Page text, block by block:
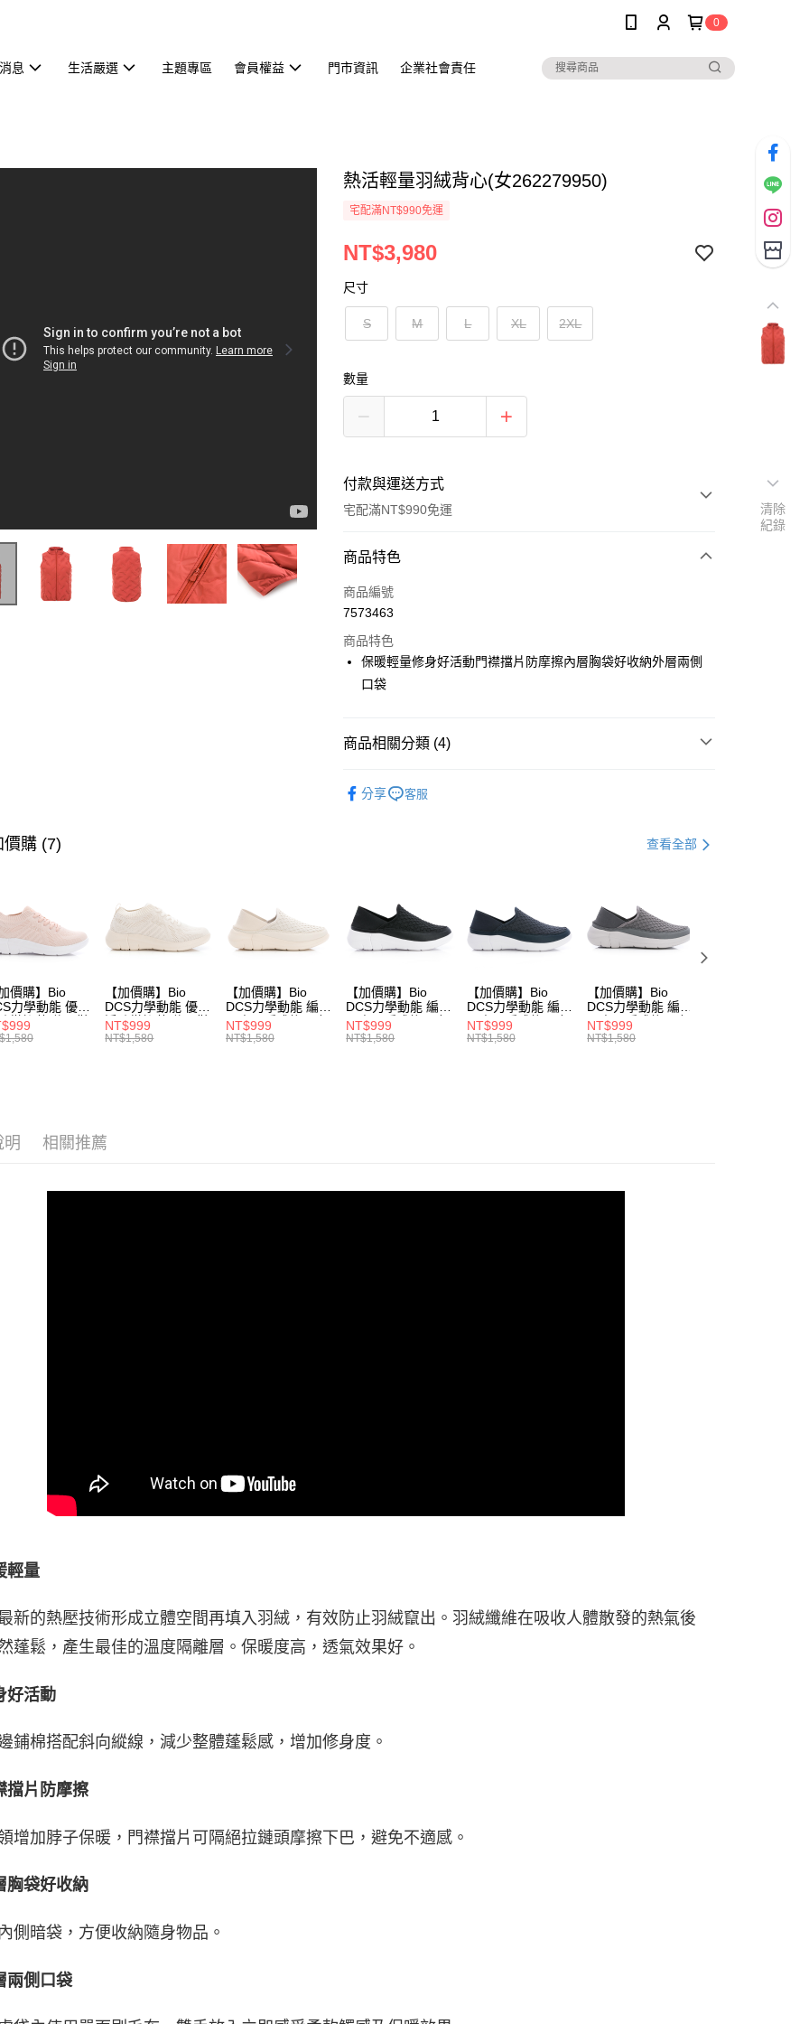
0
息 生活嚴選 主題專區 會員權益 門市資訊 企業社會責任
熱活輕量羽絨背心(女262279950)
宅配滿NT$990免運
NT$3,980
尺寸
S M L XL 2XL
數量
付款與運送方式
宅配滿NT$990免運
付款方式
信用卡一次付款
Apple Pay
悠遊付
ATM付款
每筆NT$80，滿NT$990(含以上)免運費
付款後門市自取
商品特色
商品編號
7573463
商品特色
保暖輕量修身好活動門襟擋片防摩擦內層胸袋好收納外層兩側
口袋
商品相關分類 (4)
分享 客服
價購 (7) 查看全部
加價購】Bio
力學動能 優纖
黴抑菌 休閒鞋
【加價購】Bio
DCS力學動能 優纖
淨防黴抑菌 休閒鞋
(女231624541)
NT$999
NT$1,580
【加價購】Bio
DCS力學動能 編織
兩穿可踩式後跟 輕
便鞋 運動鞋(女
NT$999
NT$1,580
【加價購】Bio
DCS力學動能 編織
兩穿可踩式後跟 輕
便鞋 運動鞋(女
NT$999
NT$1,580
【加價購】Bio
DCS力學動能 編織
兩穿可踩式後跟 輕
便鞋 運動鞋(男
NT$999
NT$1,580
【加價購】Bio
DCS力學動能 編織
兩穿可踩式後跟 輕
便鞋 運動鞋(男
NT$999
NT$1,580
明 相關推薦
輕量
新的熱壓技術形成立體空間再填入羽絨，有效防止羽絨竄出。羽絨纖維在吸收人體散發的熱氣後
蓬鬆，產生最佳的溫度隔離層。保暖度高，透氣效果好。
好活動
鋪棉搭配斜向縱線，減少整體蓬鬆感，增加修身度。
擋片防摩擦
增加脖子保暖，門襟擋片可隔絕拉鏈頭摩擦下巴，避免不適感。
胸袋好收納
側暗袋，方便收納隨身物品。
兩側口袋
清除
紀錄